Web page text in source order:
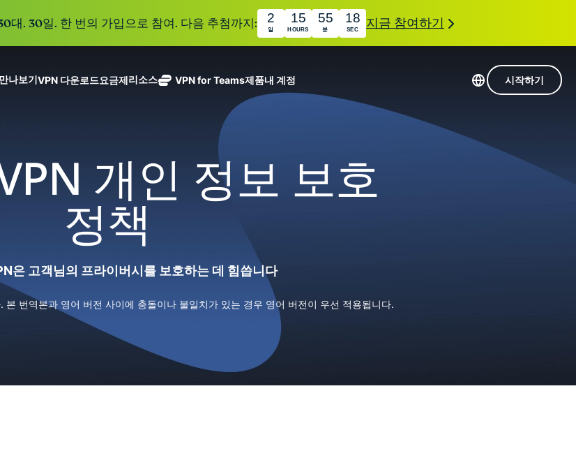
대. 30일. 한 번의 가입으로 참여. 다음 추첨까지: 2
일
15
HOURS
55
분
18
SEC 지금 참여하기
나보기
안전하게 이용하는 온라인 서비스
게임용 VPN
모든 기능 살펴보기
ExpressVPN 소개
세요. 완벽한 작동으로 더욱 탁월한 디지털 라이프를 선사합니다.
VPN 다운로드
Windows
Linux NEW
요금제리소스
VPN이란?
VPN 사용 방법
VPN 암호화 정보
VPN for Teams제품
의 초고속 VPN
입니다.
ExpressKeys
안전한 비밀번
호 관리와 다중
인증 등을 제공
합니다.
ExpressAI
컨피덴셜 컴퓨
팅으로 구동되
능을 선사하는
용 AI입니다.
Identity
holiday.com
150개 이상의
Award-
winning
macOS
내 계정 시작하기
개인 정보 보호
정책
은 고객님의 프라이버시를 보호하는 데 힘씁니다
본 번역본과 영어 버전 사이에 충돌이나 불일치가 있는 경우 영어 버전이 우선 적용됩니다.